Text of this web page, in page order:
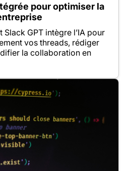
pour optimiser la
GPT intègre l’IA pour
vos threads, rédiger
la collaboration en